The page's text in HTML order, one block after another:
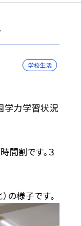
学校生活
学力学習状況
間割です。３
の様子です。